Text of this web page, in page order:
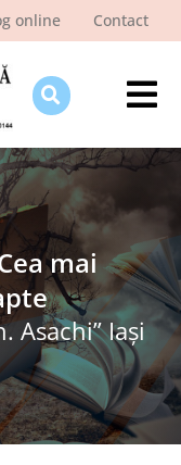
online Contact
mai
Asachi” Iaşi